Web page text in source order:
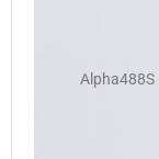
Alpha488S